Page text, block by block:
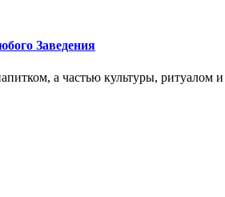
Заведения
а частью культуры, ритуалом